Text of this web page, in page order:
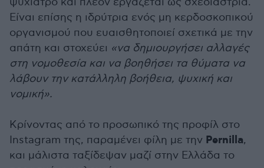
Είναι επίσης η ιδρύτρια ενός μη κερδοσκοπικού
οργανισμού που ευαισθητοποιεί σχετικά με την
απάτη και στοχεύει «να δημιουργήσει αλλαγές
στη νομοθεσία και να βοηθήσει τα θύματα να
λάβουν την κατάλληλη βοήθεια, ψυχική και
νομική».
Κρίνοντας από το προσωπικό της προφίλ στο
Instagram της, παραμένει φίλη με την Pernilla,
και μάλιστα ταξίδεψαν μαζί στην Ελλάδα το